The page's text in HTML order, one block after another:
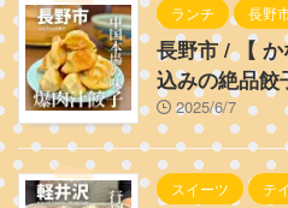
ランチ 長野
長野市 / 【
込みの絶品餃
2025/6/7
スイーツ テ